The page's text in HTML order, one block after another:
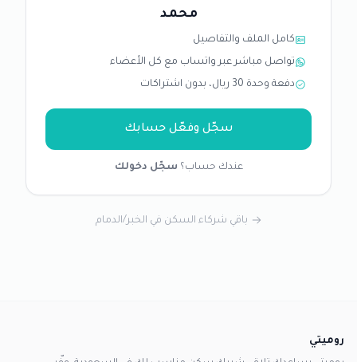
محمد
كامل الملف والتفاصيل
تواصل مباشر عبر واتساب مع كل الأعضاء
دفعة وحدة 30 ريال، بدون اشتراكات
سجّل وفعّل حسابك
عندك حساب؟ سجّل دخولك
باقي شركاء السكن في الخبر/الدمام
روميتي